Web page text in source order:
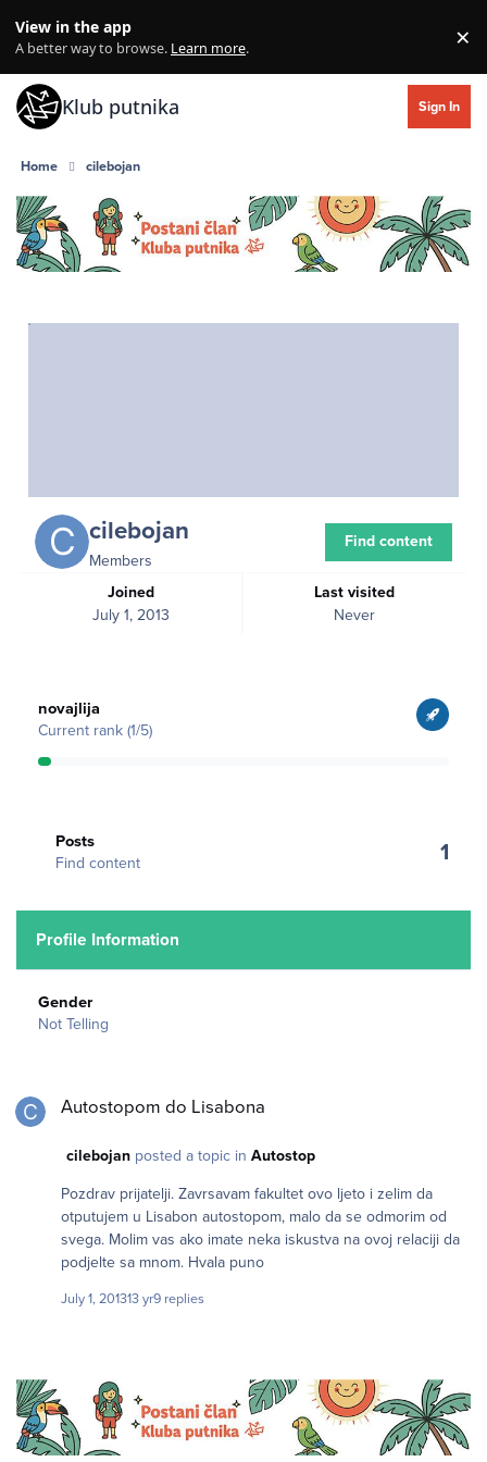
View in the app
A better way to browse. Learn more. ×
Klub putnika Sign In
Home cilebojan
cilebojan
Members
Joined
July 1, 2013
Last visited
Never
Find content
novajlija
Current rank (1/5)
Posts
Find content
1
Profile Information
Gender
Not Telling
Autostopom do Lisabona
cilebojanposted a topic in Autostop
Pozdrav prijatelji. Zavrsavam fakultet ovo ljeto i zelim da
otputujem u Lisabon autostopom, malo da se odmorim od
svega. Molim vas ako imate neka iskustva na ovoj relaciji da
podjelte sa mnom. Hvala puno
July 1, 201313 yr9 replies